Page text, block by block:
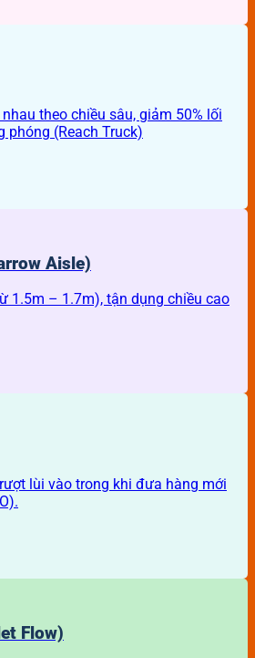
theo chiều sâu, giảm 50% lối
phóng (Reach Truck)
Aisle)
1.5m – 1.7m), tận dụng chiều cao
lùi vào trong khi đưa hàng mới
Flow)